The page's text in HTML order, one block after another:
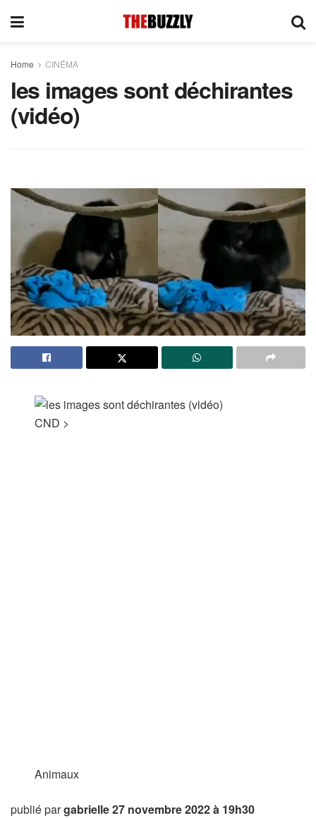
Home CINÉMA
les images sont déchirantes
(vidéo)
CND >
Animaux
publié pargabrielle27 novembre 2022 à 19h30